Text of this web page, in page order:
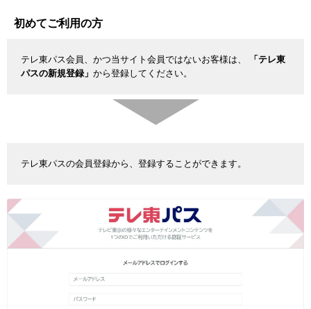
初めてご利用の方
テレ東パス会員、かつ当サイト会員ではないお客様は、
「テレ東
パスの新規登録」 から登録してください。
テレ東パスの会員登録から、登録することができます。